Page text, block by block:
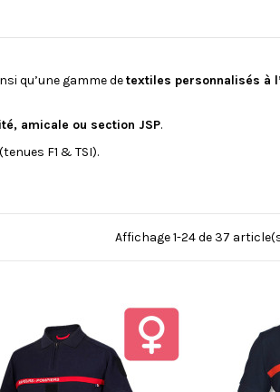
qu’une gamme detextiles personnalisés à
amicale ou section JSP.
F1 & TSI).
Affichage 1-24 de 37